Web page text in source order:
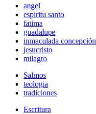
angel
espiritu santo
fatima
guadalupe
inmaculada concepción
jesucristo
milagro
Salmos
teologia
tradiciones
Escritura